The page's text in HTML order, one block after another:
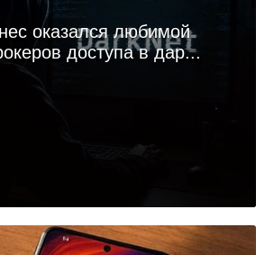
оказался любимой
доступа в дар...